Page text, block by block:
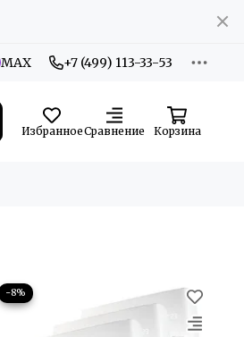
MAX +7 (499) 113-33-53
ИзбранноеСравнение Корзина
−8%